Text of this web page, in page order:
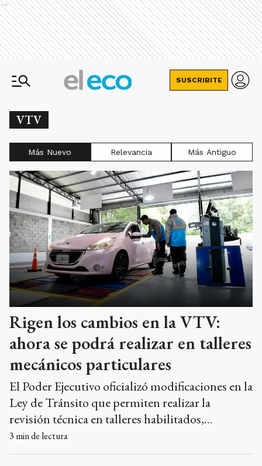
Ads
SUSCRIBITE
VTV
Más Nuevo Relevancia Más Antiguo
Rigen los cambios en la VTV:
ahora se podrá realizar en talleres
mecánicos particulares
El Poder Ejecutivo oficializó modificaciones en la
Ley de Tránsito que permiten realizar la
revisión técnica en talleres habilitados,
eliminando la exclusividad de los centros
tradicionales.
3 min de lectura